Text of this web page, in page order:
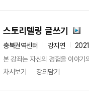
스토리텔링 글쓰기
충북권역센터 강지연
본 강좌는 자신의 경험을 이야기
차시보기
강의담기